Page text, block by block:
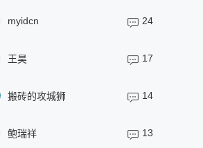
myidcn 24
王昊 17
搬砖的攻城狮 14
鲍瑞祥 13